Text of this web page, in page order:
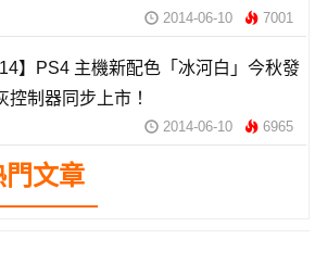
2014-06-10 7001
】PS4 主機新配色「冰河白」今秋發
控制器同步上市！
2014-06-10 6965
文章